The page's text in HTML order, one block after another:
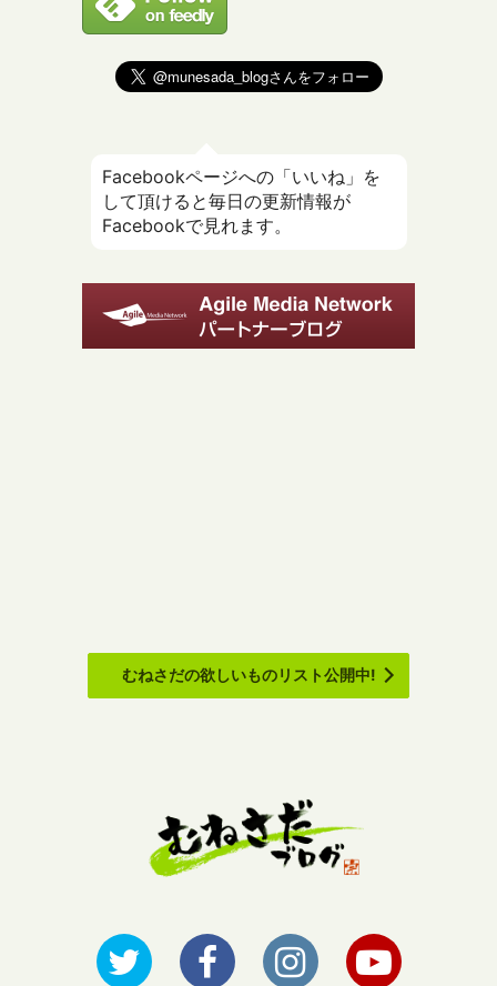
Facebookページへの「いいね」を
して頂けると毎日の更新情報が
Facebookで見れます。
むねさだの欲しいものリスト公開中!